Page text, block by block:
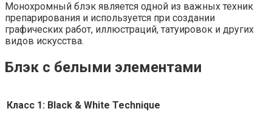
Монохромный блэк является одной из важных техник
препарирования и используется при создании
графических работ, иллюстраций, татуировок и других
видов искусства.
Блэк с белыми элементами
Класс 1: Black & White Technique